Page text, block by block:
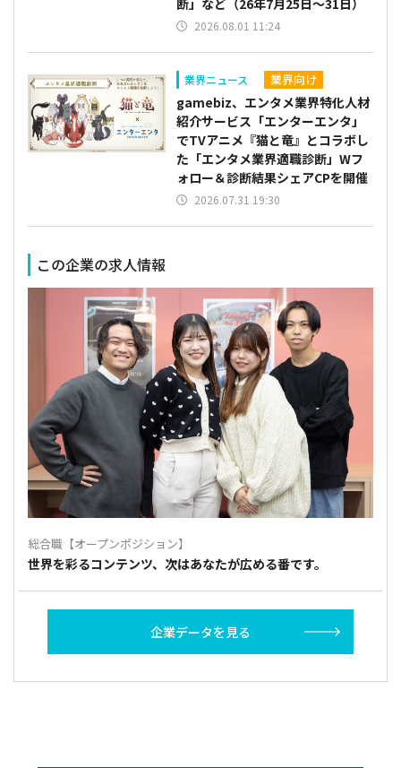
2026.08.01 11:24
業界ニュース 業界向け
gamebiz、エンタメ業界特化人材
紹介サービス「エンターエンタ」
でTVアニメ『猫と竜』とコラボし
た「エンタメ業界適職診断」Wフ
ォロー＆診断結果シェアCPを開催
2026.07.31 19:30
この企業の求人情報
総合職【オープンポジション】
世界を彩るコンテンツ、次はあなたが広める番です。
企業データを見る